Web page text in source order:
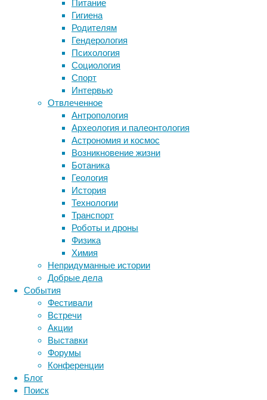
Питание
Гигиена
Родителям
Гендерология
Психология
Социология
Спорт
Интервью
Отвлеченное
Антропология
Археология и палеонтология
Астрономия и космос
Возникновение жизни
Ботаника
Геология
История
Технологии
Транспорт
Роботы и дроны
Физика
Химия
Непридуманные истории
Добрые дела
События
Фестивали
Встречи
Акции
Выставки
Форумы
Конференции
Блог
Поиск
Согласно
новому
исследованию,
чтобы
человек
пережил
столетний
рубеж,
необходимо
отсутствие
организме
воспалительных
процессов,
сопровождающих
массу
возраст-
зависимых
заболеваний,
таких
как
Метки
ДНК бактерии биология
биотехнология вирусы
генетика дети
здоровье
инструменты и методы
исследования
лекарства медицина
мозг наука неврология
нейробиология
нейрофизиология
поведение
сон социальные проблемы
физиология
эмоции эпидемия